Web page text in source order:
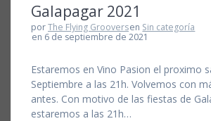
Galapagar 2021
porThe Flying Grooversen Sin categoría
en 6 de septiembre de 2021
Estaremos en Vino Pasion el proximo
Septiembre a las 21h. Volvemos con
antes. Con motivo de las fiestas de
estaremos a las 21h…